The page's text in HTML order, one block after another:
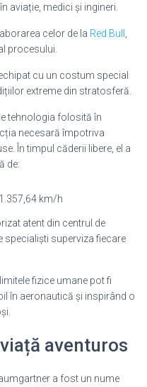
aviație, medici și ingineri.
celor de la Red Bull
procesului.
cu un costum special
extreme din stratosferă.
tehnologia folosită în
necesară împotriva
În timpul căderii libere, el a
de:
1.357,64 km/h
atent din centrul de
specialiști superviza fiecare
fizice umane pot fi
în aeronautică și inspirând o
aventuros
a fost un nume